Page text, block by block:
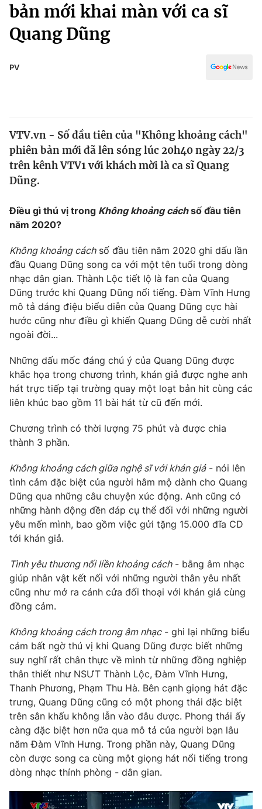
Chính trị
Xã hội
Pháp luật
Thế giới
Tin tức
Thế giới đó đây
Câu chuyện quốc tế
Kinh tế
Thị trường
Góc doanh nghiệp
Dữ liệu và đời sống
Phim VTV
Hậu trường
Nhân vật
Khán giả
Giải sao mai
Giải trí
Điện ảnh
Âm nhạc
Đời sống
Du lịch
Làm đẹp
Chất lượng cuộc sống
Giáo dục
Tuyển sinh
Học trực tuyến
Công nghệ
Hitech Công nghệ tương lai
Sản phẩm
Thị trường
Tư vấn
Giao lưu trực tuyến
Lịch phát sóng
Chuyên mục khác
Emagazine Podcast
Photo
Video Shorts video
VTV Money
VTV Sức khoẻ Bất động sản
Thị trường 24h Tấm lòng Việt
VTV4 Vươn mình bằng AI
VTV9 VTV8
Liên hệ tòa soạn English
Truyền hình
Văn hóa - Giải trí
Y tế
bản mới khai màn với ca sĩ
Quang Dũng
PV
VTV.vn - Số đầu tiên của "Không khoảng cách"
phiên bản mới đã lên sóng lúc 20h40 ngày 22/3
trên kênh VTV1 với khách mời là ca sĩ Quang
Dũng.
Điều gì thú vị trong Không khoảng cáchsố đầu tiên
năm 2020?
Không khoảng cáchsố đầu tiên năm 2020 ghi dấu lần
đầu Quang Dũng song ca với một tên tuổi trong dòng
nhạc dân gian. Thành Lộc tiết lộ là fan của Quang
Dũng trước khi Quang Dũng nổi tiếng. Đàm Vĩnh Hưng
mô tả dáng điệu biểu diễn của Quang Dũng cực hài
hước cũng như điều gì khiến Quang Dũng dễ cười nhất
ngoài đời...
Những dấu mốc đáng chú ý của Quang Dũng được
khắc họa trong chương trình, khán giả được nghe anh
hát trực tiếp tại trường quay một loạt bản hit cùng các
liên khúc bao gồm 11 bài hát từ cũ đến mới.
Chương trình có thời lượng 75 phút và được chia
thành 3 phần.
Không khoảng cách giữa nghệ sĩ với khán giả- nói lên
tình cảm đặc biệt của người hâm mộ dành cho Quang
Dũng qua những câu chuyện xúc động. Anh cũng có
những hành động đền đáp cụ thể đối với những người
yêu mến mình, bao gồm việc gửi tặng 15.000 đĩa CD
tới khán giả.
Tình yêu thương nối liền khoảng cách- bằng âm nhạc
giúp nhân vật kết nối với những người thân yêu nhất
cũng như mở ra cánh cửa đối thoại với khán giả cùng
đồng cảm.
Không khoảng cách trong âm nhạc- ghi lại những biểu
cảm bất ngờ thú vị khi Quang Dũng được biết những
suy nghĩ rất chân thực về mình từ những đồng nghiệp
thân thiết như NSƯT Thành Lộc, Đàm Vĩnh Hưng,
Thanh Phương, Phạm Thu Hà. Bên cạnh giọng hát đặc
trưng, Quang Dũng cũng có một phong thái đặc biệt
trên sân khấu không lẫn vào đâu được. Phong thái ấy
càng đặc biệt hơn nữa qua mô tả của người bạn lâu
năm Đàm Vĩnh Hưng. Trong phần này, Quang Dũng
còn được song ca cùng một giọng hát nổi tiếng trong
dòng nhạc thính phòng - dân gian.